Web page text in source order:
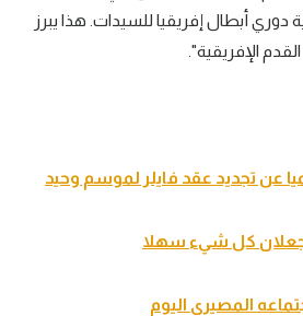
دوري أبطال إفريقيا للسيدات. هذا يبرز
القدم الإفريقية".
عن تجديد عقد فايلر لموسم وحيد
كل شيء سهلا
المصيري اليوم